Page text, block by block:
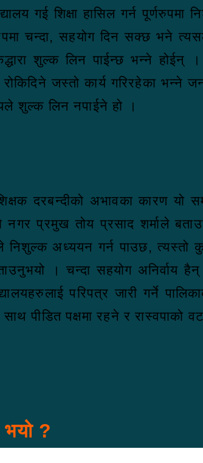
गई शिक्षा हासिल गर्न
चन्दा, सहयोग दिन सक्छ भने
शुल्क लिन पाईन्छ भन्ने होईन्
रोकिदिने जस्तो कार्य गरिरहेका
शुल्क लिन नपाईने हो ।
दरबन्दीको अभावका कारण यो
प्रमुख तोय प्रसाद शर्माले
अध्ययन गर्न पाउछ, त्यस्तो कुनै
। चन्दा सहयोग अनिर्वाय
परिपत्र जारी गर्ने
साथ पीडित पक्षमा रहने र
?